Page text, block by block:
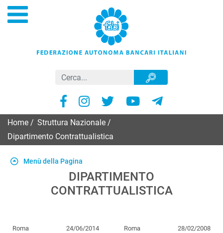
Home Struttura Nazionale
Dipartimento Contrattualistica
Menù della Pagina
DIPARTIMENTO
CONTRATTUALISTICA
Roma 24/06/2014 Roma 28/02/2008